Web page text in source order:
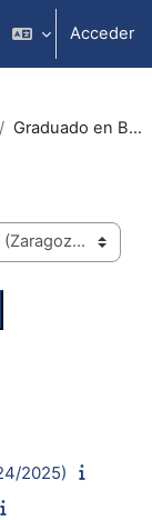
Acceder
Graduado en Biotecnología
cursos
2025)